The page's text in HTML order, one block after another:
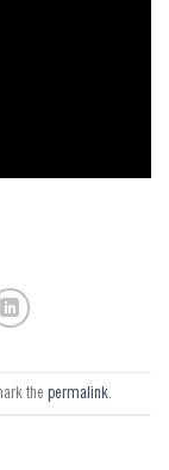
the permalink.